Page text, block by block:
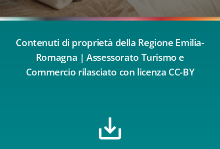
Contenuti di proprietà della Regione Emilia-
Romagna | Assessorato Turismo e
Commercio rilasciato con licenza CC-BY